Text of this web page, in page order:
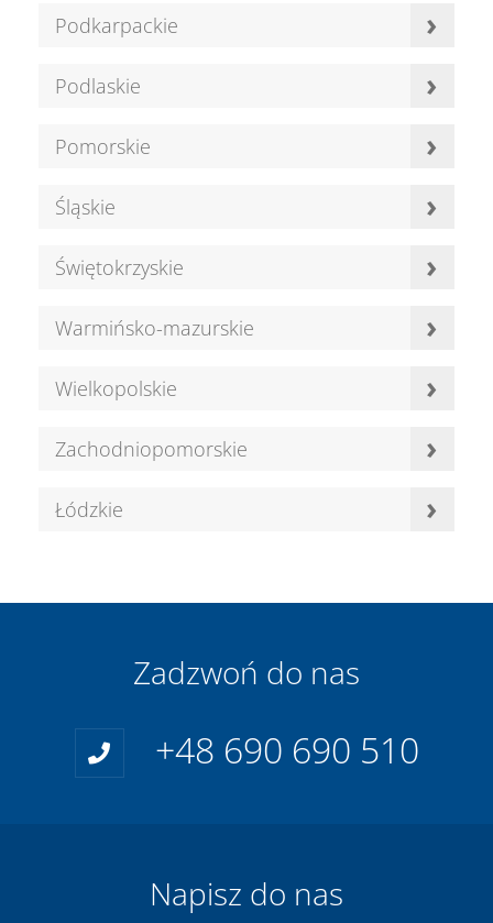
Podkarpackie ›
Podlaskie ›
Pomorskie ›
Śląskie ›
Świętokrzyskie ›
Warmińsko-mazurskie ›
Wielkopolskie ›
Zachodniopomorskie ›
Łódzkie ›
Zadzwoń do nas
+48 690 690 510
Napisz do nas